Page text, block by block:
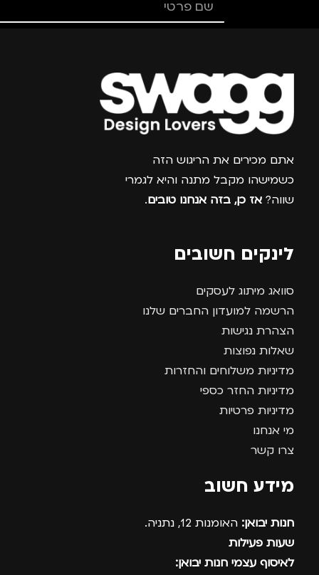
צרפו אותי למועדון
אתם מכירים את הריגוש הזה
כשמישהו מקבל מתנה והיא לגמרי
שווה? אז כן, בזה אנחנו טובים.
לינקים חשובים
סוואג מיתוג לעסקים
הרשמה למועדון החברים שלנו
הצהרת נגישות
שאלות נפוצות
מדיניות משלוחים והחזרות
מדיניות החזר כספי
מדיניות פרטיות
מי אנחנו
צרו קשר
מידע חשוב
חנות יבואן: האומנות 12, נתניה.
שעות פעילות
לאיסוף עצמי חנות יבואן: